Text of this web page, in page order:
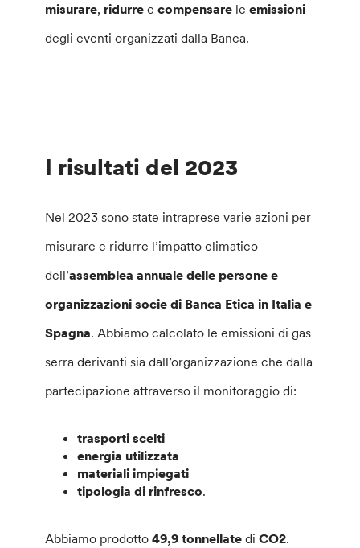
misurare, ridurreecompensare leemissioni
degli eventi organizzati dalla Banca.
I risultati del 2023
Nel 2023 sono state intraprese varie azioni per
misurare e ridurre l’impatto climatico
dell’assemblea annuale delle persone e
organizzazioni socie di Banca Etica in Italia e
Spagna. Abbiamo calcolato le emissioni di gas
serra derivanti sia dall’organizzazione che dalla
partecipazione attraverso il monitoraggio di:
trasporti scelti
energia utilizzata
materiali impiegati
tipologia di rinfresco.
Abbiamo prodotto49,9 tonnellatediCO2.